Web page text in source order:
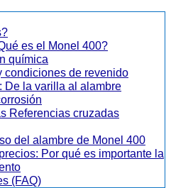
es el Monel 400?
química
condiciones de revenido
De la varilla al alambre
Referencias cruzadas
del alambre de Monel 400
Por qué es importante la
(FAQ)